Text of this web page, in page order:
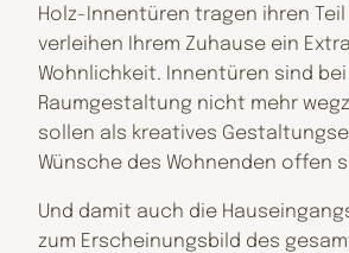
Holz-Innentüren tragen ihren
verleihen Ihrem Zuhause ein
Wohnlichkeit. Innentüren sind
Raumgestaltung nicht mehr
sollen als kreatives
Wünsche des Wohnenden offen
Und damit auch die
zum Erscheinungsbild des